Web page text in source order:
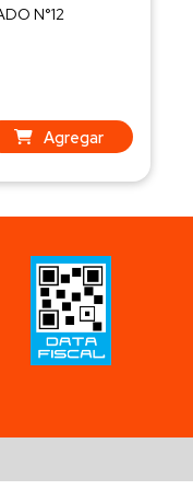
N°12
Agregar